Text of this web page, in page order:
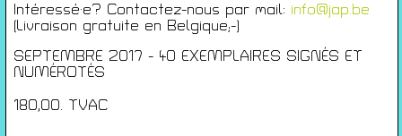
Intéressé·e? Contactez-nous par mail: info@jap.be
(Livraison gratuite en Belgique;-)
SEPTEMBRE 2017 - 40 EXEMPLAIRES SIGNÉS ET
NUMÉROTÉS
180,00. TVAC
Expositions
Voyages
Saisons Précédentes